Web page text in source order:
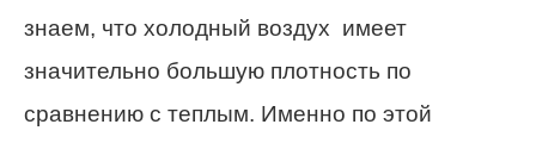
знаем, что холодный воздух имеет
значительно большую плотность по
сравнению с теплым. Именно по этой